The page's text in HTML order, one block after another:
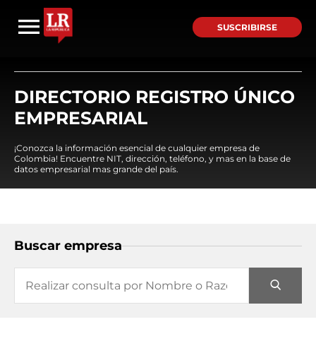
SUSCRIBIRSE
DIRECTORIO REGISTRO ÚNICO
EMPRESARIAL
¡Conozca la información esencial de cualquier empresa de
Colombia! Encuentre NIT, dirección, teléfono, y mas en la base de
datos empresarial mas grande del país.
Buscar empresa